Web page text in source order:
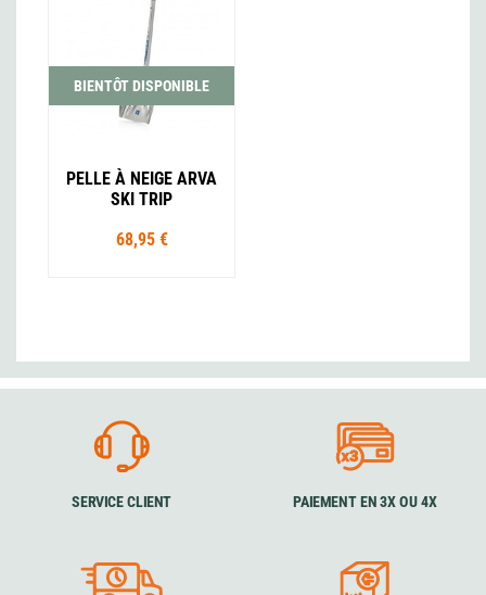
BIENTÔT DISPONIBLE
PELLE À NEIGE ARVA
SKI TRIP
68,95 €
SERVICE CLIENT PAIEMENT EN 3X OU 4X